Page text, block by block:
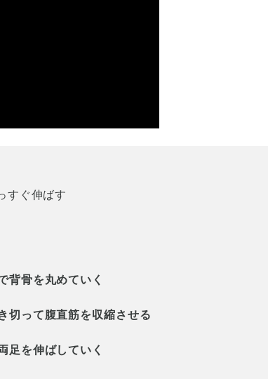
すぐ伸ばす
背骨を丸めていく
切って腹直筋を収縮させる
足を伸ばしていく